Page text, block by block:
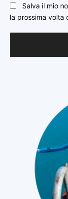
Salva il mio
la prossima volta